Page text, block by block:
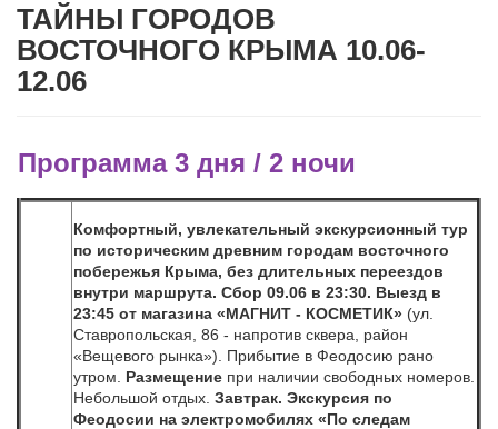
ТАЙНЫ ГОРОДОВ
ВОСТОЧНОГО КРЫМА 10.06-
12.06
Программа 3 дня / 2 ночи
Комфортный, увлекательный экскурсионный тур
по историческим древним городам восточного
побережья Крыма, без длительных переездов
внутри маршрута. Сбор 09.06 в 23:30. Выезд в
23:45 от магазина «МАГНИТ - КОСМЕТИК» (ул.
Ставропольская, 86 - напротив сквера, район
«Вещевого рынка»). Прибытие в Феодосию рано
утром.
Размещение при наличии свободных номеров.
Небольшой отдых. Завтрак. Экскурсия по
Феодосии на электромобилях «По следам